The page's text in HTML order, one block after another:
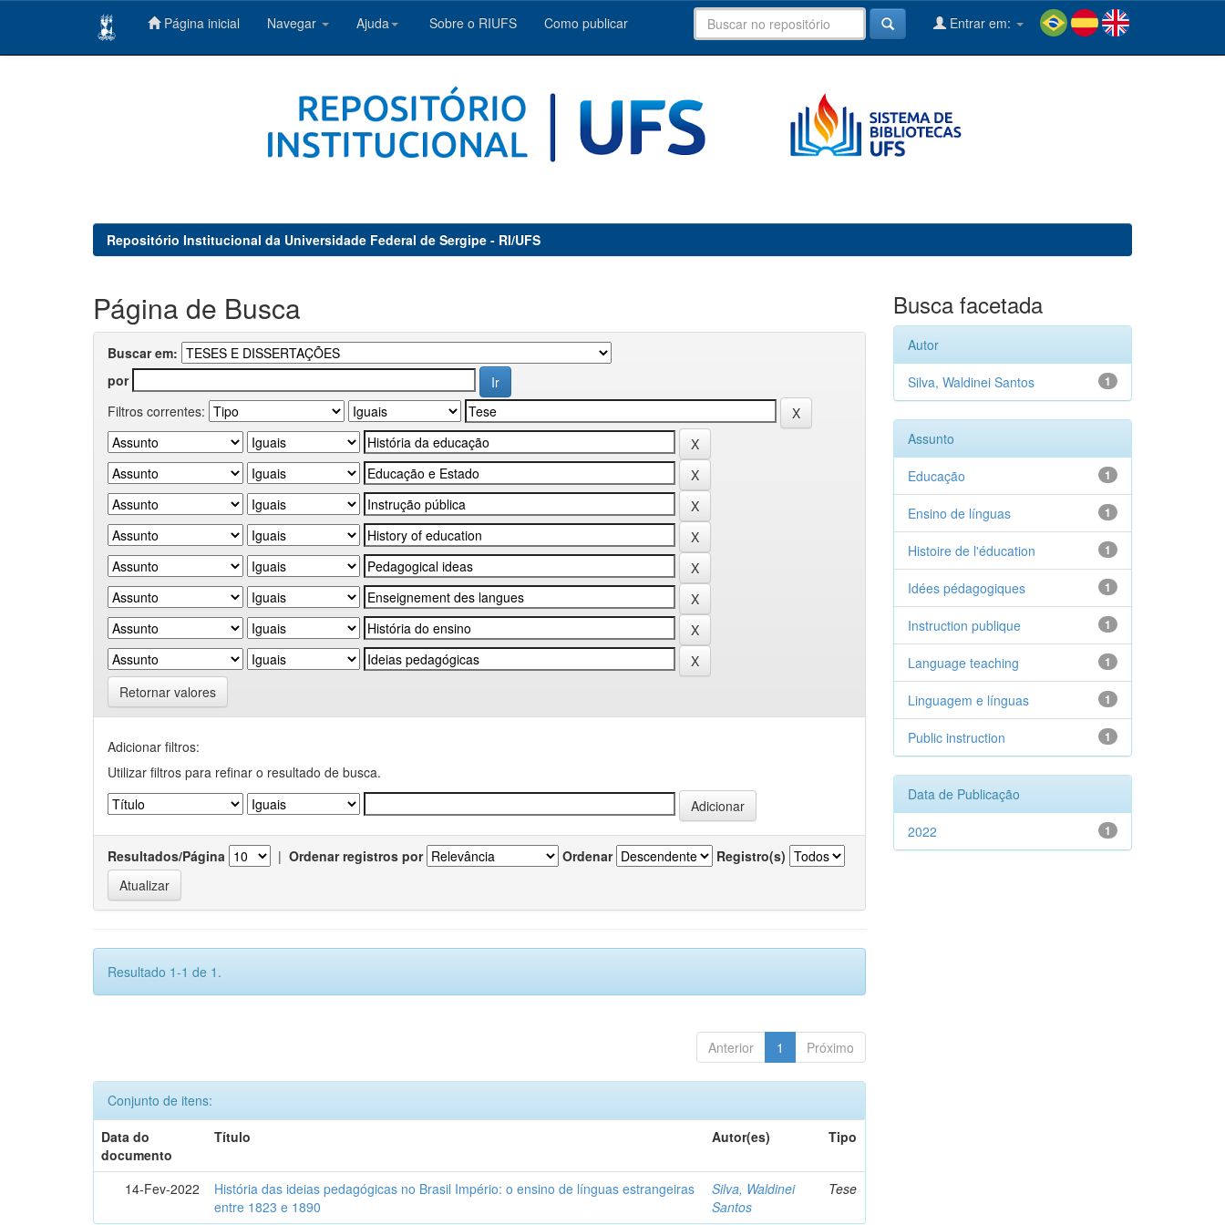
Página inicial Navegar Ajuda Sobre o RIUFS Como publicar Entrar em:
Repositório Institucional da Universidade Federal de Sergipe - RI/UFS
Página de Busca
Buscar em:
por
Filtros correntes:
Retornar valores
Adicionar filtros:
Utilizar filtros para refinar o resultado de busca.
Resultados/Página | Ordenar registros por Ordenar Registro(s)
Resultado 1-1 de 1.
Anterior 1 Próximo
Conjunto de itens:
Data do
documento
Título Autor(es) Tipo
14-Fev-2022
História das ideias pedagógicas no Brasil Império: o ensino de línguas estrangeiras
entre 1823 e 1890
Silva, Waldinei
Santos
Tese
Busca facetada
Autor
1
Silva, Waldinei Santos
Assunto
1
Educação
1
Ensino de línguas
1
Histoire de l'éducation
1
Idées pédagogiques
1
Instruction publique
1
Language teaching
1
Linguagem e línguas
1
Public instruction
Data de Publicação
1
2022